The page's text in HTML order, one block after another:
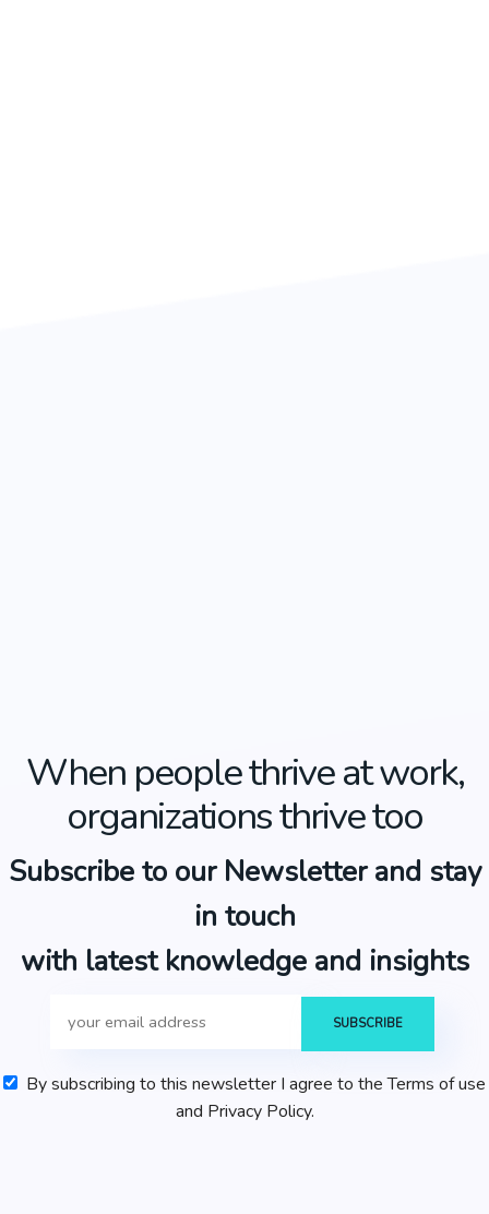
When people thrive at work,
organizations thrive too
Subscribe to our Newsletter and stay
in touch
with latest knowledge and insights
By subscribing to this newsletter I agree to the Terms of use
and Privacy Policy.